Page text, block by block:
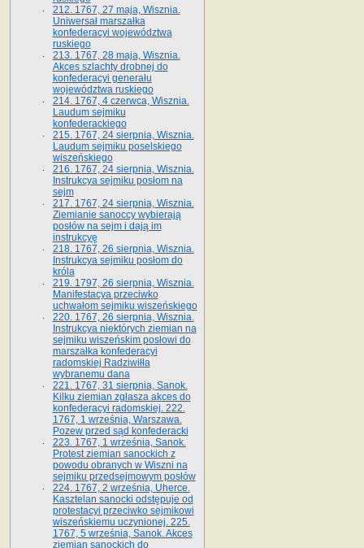
212. 1767, 27 maja, Wisznia.
Uniwersał marszałka
konfederacyi województwa
ruskiego
213. 1767, 28 maja, Wisznia.
Akces szlachty drobnej do
konfederacyi generału
województwa ruskiego
214. 1767, 4 czerwca, Wisznia.
Laudum sejmiku
konfederackiego
215. 1767, 24 sierpnia, Wisznia.
Laudum sejmiku poselskiego
wiszeńskiego
216. 1767, 24 sierpnia, Wisznia.
Instrukcya sejmiku posłom na
sejm
217. 1767, 24 sierpnia, Wisznia.
Ziemianie sanoccy wybierają
posłów na sejm i dają im
instrukcyę
218. 1767, 26 sierpnia, Wisznia.
Instrukcya sejmiku posłom do
króla
219. 1797, 26 sierpnia, Wisznia.
Manifestacya przeciwko
uchwałom sejmiku wiszeńskiego
220. 1767, 26 sierpnia, Wisznia.
Instrukcya niektórych ziemian na
sejmiku wiszeńskim posłowi do
marszałka konfe­deracyi
radomskiej Radziwiłła
wybranemu dana
221. 1767, 31 sierpnia, Sanok.
Kilku ziemian zgłasza akces do
konfederacyi radomskiej. 222.
1767, 1 września, Warszawa.
Pozew przed sąd konfederacki
223. 1767, 1 września, Sanok.
Protest ziemian sanockich z
powodu obranych w Wiszni na
sejmiku przedsejmo­wym posłów
224. 1767, 2 września, Uherce.
Kasztelan sanocki odstępuje od
protestacyi przeciwko sejmikowi
wiszeńskiemu uczynionej. 225.
1767, 5 września, Sanok. Akces
ziemian sanockich do